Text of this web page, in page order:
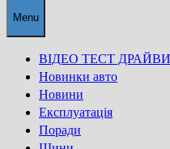
Menu
ВІДЕО ТЕСТ
Новинки авто
Новини
Експлуатація
Поради